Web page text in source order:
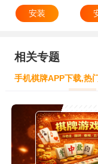
安装
相关专题
手机棋牌APP下载,热